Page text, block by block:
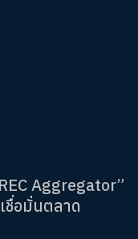
Aggregator”
ชื่อมั่นตลาด